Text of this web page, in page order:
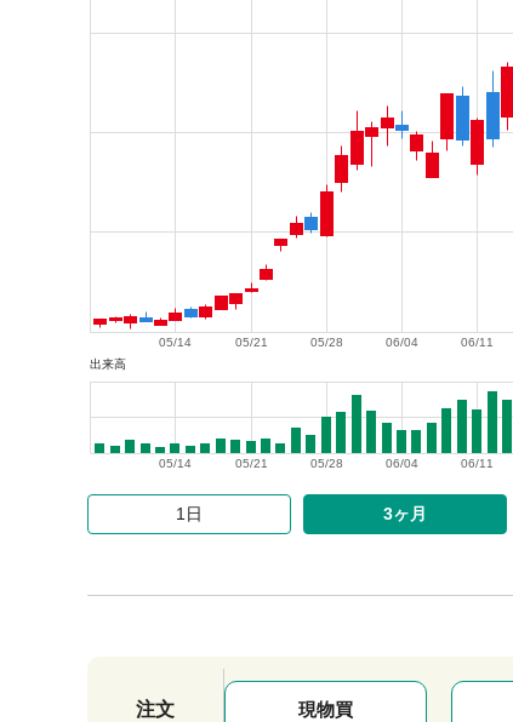
06/11
06/04
05/28
05/21
05/14
出来高
06/11
06/04
05/28
05/21
05/14
1日 3ヶ月
注文 現物買